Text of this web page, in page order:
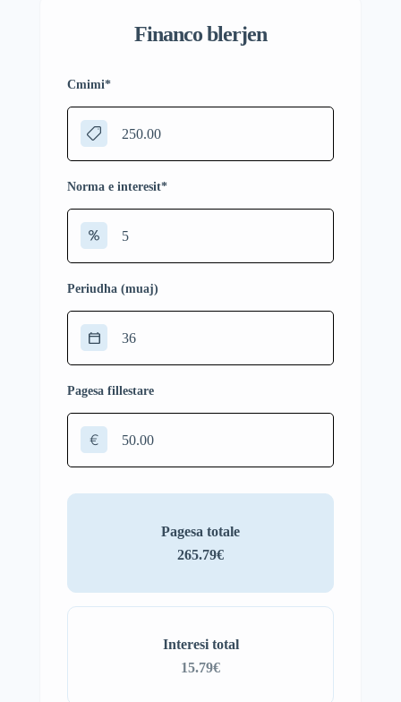
Financo blerjen
Cmimi*
Norma e interesit*
Periudha (muaj)
Pagesa fillestare
€
Interesi total
15.79€
Pagesa totale
265.79€